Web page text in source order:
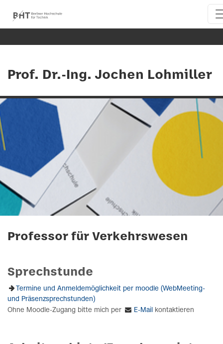
Prof. Dr.-Ing. Jochen Lohmiller
Professor für Verkehrswesen
Sprechstunde
Termine und Anmeldemöglichkeit per moodle (WebMeeting-
und Präsenzsprechstunden)
Ohne Moodle-Zugang bitte mich per
E-Mail kontaktieren